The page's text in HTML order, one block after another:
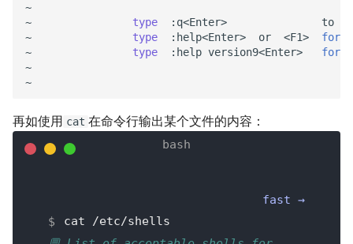
~
~
type :q<Enter> to
~
type :help<Enter> or <F1> for
~
type :help version9<Enter> for
~
再如使用 cat 在命令行输出某个文件的内容：
cat /etc/shells